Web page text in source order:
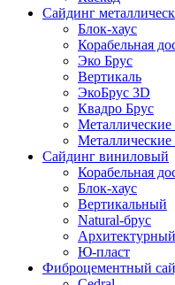
Сайдинг
Блок-хаус
Корабельная
Эко Брус
Вертикаль
ЭкоБрус 3D
Квадро Брус
Сайдинг виниловый
Корабельная
Блок-хаус
Вертикальный
Natural-брус
Ю-пласт
Фиброцементный